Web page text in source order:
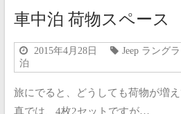
車中泊 荷物スペース
2015年4月28日 Jeep ラング
泊
旅にでると、どうしても荷物が増
真では、4枚2セットですが…